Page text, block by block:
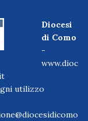
Diocesi
di Como
-
www.dioc
utilizzo